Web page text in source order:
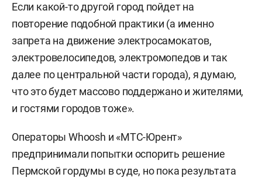
Если какой-то другой город пойдет на
повторение подобной практики (а именно
запрета на движение электросамокатов,
электровелосипедов, электромопедов и так
далее по центральной части города), я думаю,
что это будет массово поддержано и жителями,
и гостями городов тоже».
Операторы Whoosh и «МТС-Юрент»
предпринимали попытки оспорить решение
Пермской гордумы в суде, но пока результата